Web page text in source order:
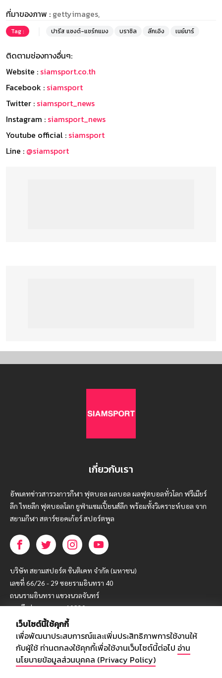
ที่มาของภาพ : gettyimages,
Tag : ปารีส แซงต์-แชร์กแมง บราซิล ลีกเอิง เนย์มาร์
ติดตามช่องทางอื่นๆ:
Website : siamsport.co.th
Facebook : siamsport
Twitter : siamsport_news
Instagram : siamsport_news
Youtube official : siamsport
Line : @siamsport
เกี่ยวกับเรา
อัพเดทข่าวสารวงการกีฬา ฟุตบอล ผลบอล ผลฟุตบอลทั่วโลก ฟรีเมียร์
ลีก ไทยลีก ฟุตบอลโลก ยูฟ่าแซมเปี้ยนส์ลีก พร้อมทั้งวิเคราะห์บอล จาก
สยามกีฬา สตาร์ชอคเก้อร์ สปอร์ตพูล
บริษัท สยามสปอร์ต ซินติเคท จำกัด (มหาชน)
เลขที่ 66/26 - 29 ซอยรามอินทรา 40
ถนนรามอินทรา แขวงนวลจันทร์
เขตบึงกุ่ม กรุงเทพฯ 10230
โทร : 02-5088-000
อีเมล์ : webmaster@siamsport.co.th
เว็บไซต์ : www.siamsport.co.th
เว็บไซต์นี้ใช้คุกกี้
เพื่อพัฒนาประสบการณ์และเพิ่มประสิทธิภาพการใช้งานให้
กับผู้ใช้ ท่านตกลงใช้คุกกี้เพื่อใช้งานเว็บไซต์นี้ต่อไป อ่าน
นโยบายข้อมูลส่วนบุคคล (Privacy Policy)